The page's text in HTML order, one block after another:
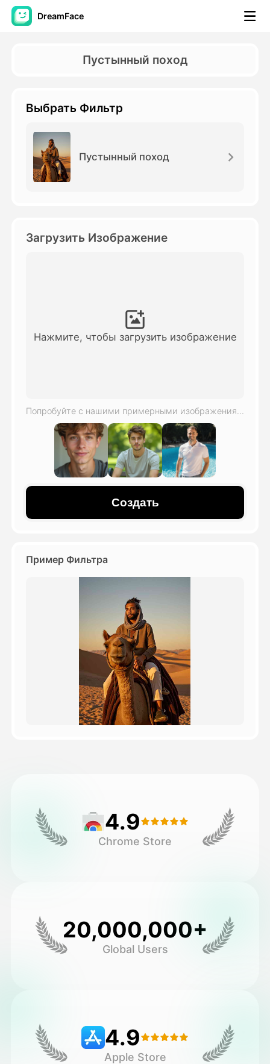
DreamFace
Инструменты ИИ
Видео
Фото
Другие инструменты
Посмотреть все шаблоны
Блог
Пустынный поход
Выбрать Фильтр
Пустынный поход
Загрузить Изображение
Нажмите, чтобы загрузить изображение
Создать
Пример Фильтра
4.9
Chrome Store
20,000,000+
Global Users
4.9
Apple Store